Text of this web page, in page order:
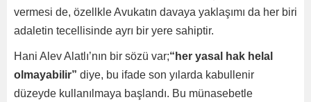
vermesi de, özellkle Avukatın davaya yaklaşımı da her biri
adaletin tecellisinde ayrı bir yere sahiptir.
Hani Alev Alatlı’nın bir sözü var;“her yasal hak helal
olmayabilir” diye, bu ifade son yılarda kabullenir
düzeyde kullanılmaya başlandı. Bu münasebetle